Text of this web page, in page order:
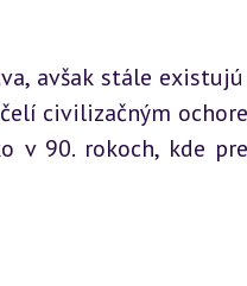
avšak stále
civilizačným
v 90. rokoch, kde